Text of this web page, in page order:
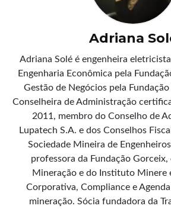
Adriana
Adriana Solé é engenheira
Engenharia Econômica pela
Gestão de Negócios pela
Conselheira de Administração
2011, membro do Conselho de
Lupatech S.A. e dos Conselhos
Sociedade Mineira de
professora da Fundação Gorceix,
Mineração e do Instituto Minere
Corporativa, Compliance e
mineração. Sócia fundadora da